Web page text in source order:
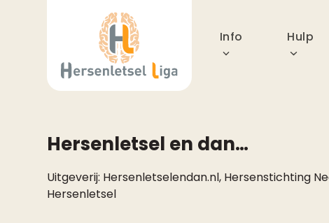
Info Hulp
Hersenletsel en dan…
Uitgeverij: Hersenletselendan.nl, Hersenstichting
Hersenletsel